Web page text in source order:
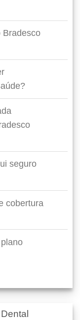
Bradesco
seguro
cobertura